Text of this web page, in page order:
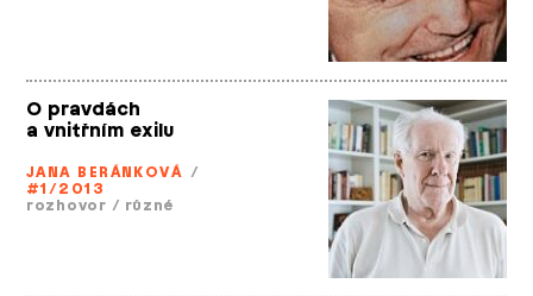
O pravdách
a vnitřním exilu
JANA BERÁNKOVÁ /
#1/2013
rozhovor / různé